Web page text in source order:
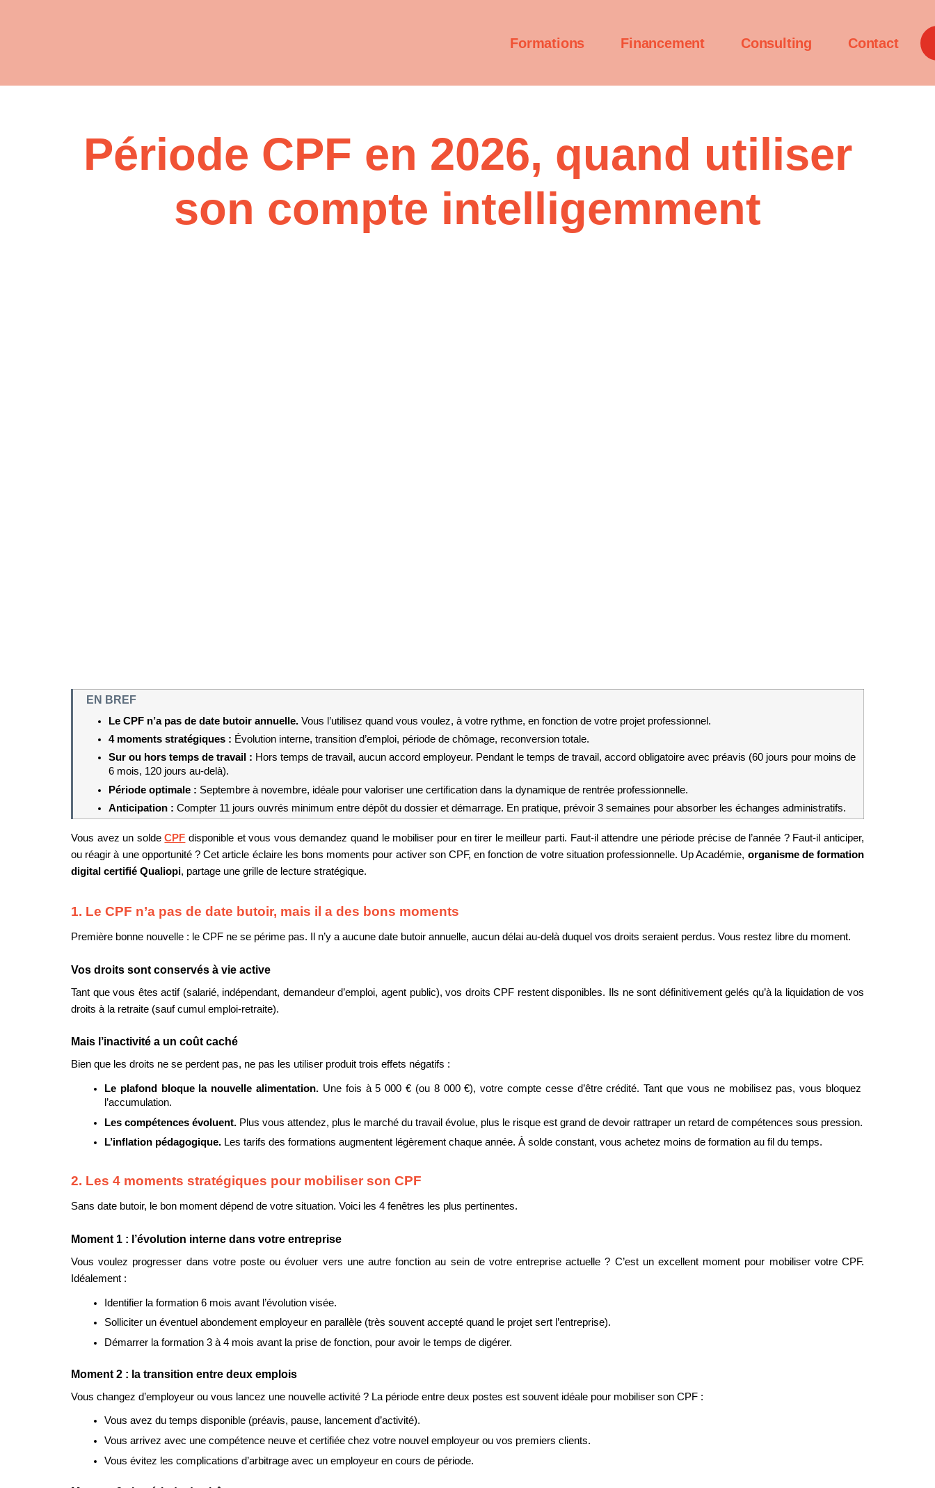
Formations Financement Consulting Contact
Période CPF en 2026, quand utiliser
son compte intelligemment
EN BREF
Le CPF n’a pas de date butoir annuelle. Vous l’utilisez quand vous voulez, à votre rythme, en fonction de votre projet professionnel.
4 moments stratégiques : Évolution interne, transition d’emploi, période de chômage, reconversion totale.
Sur ou hors temps de travail : Hors temps de travail, aucun accord employeur. Pendant le temps de travail, accord obligatoire avec préavis (60 jours pour moins de
6 mois, 120 jours au-delà).
Période optimale : Septembre à novembre, idéale pour valoriser une certification dans la dynamique de rentrée professionnelle.
Anticipation : Compter 11 jours ouvrés minimum entre dépôt du dossier et démarrage. En pratique, prévoir 3 semaines pour absorber les échanges administratifs.
Vous avez un solde CPF disponible et vous vous demandez quand le mobiliser pour en tirer le meilleur parti. Faut-il attendre une période précise de l’année ? Faut-il anticiper,
ou réagir à une opportunité ? Cet article éclaire les bons moments pour activer son CPF, en fonction de votre situation professionnelle. Up Académie, organisme de formation
digital certifié Qualiopi, partage une grille de lecture stratégique.
1. Le CPF n’a pas de date butoir, mais il a des bons moments
Première bonne nouvelle : le CPF ne se périme pas. Il n’y a aucune date butoir annuelle, aucun délai au-delà duquel vos droits seraient perdus. Vous restez libre du moment.
Vos droits sont conservés à vie active
Tant que vous êtes actif (salarié, indépendant, demandeur d’emploi, agent public), vos droits CPF restent disponibles. Ils ne sont définitivement gelés qu’à la liquidation de vos
droits à la retraite (sauf cumul emploi-retraite).
Mais l’inactivité a un coût caché
Bien que les droits ne se perdent pas, ne pas les utiliser produit trois effets négatifs :
Le plafond bloque la nouvelle alimentation. Une fois à 5 000 € (ou 8 000 €), votre compte cesse d’être crédité. Tant que vous ne mobilisez pas, vous bloquez
l’accumulation.
Les compétences évoluent. Plus vous attendez, plus le marché du travail évolue, plus le risque est grand de devoir rattraper un retard de compétences sous pression.
L’inflation pédagogique. Les tarifs des formations augmentent légèrement chaque année. À solde constant, vous achetez moins de formation au fil du temps.
2. Les 4 moments stratégiques pour mobiliser son CPF
Sans date butoir, le bon moment dépend de votre situation. Voici les 4 fenêtres les plus pertinentes.
Moment 1 : l’évolution interne dans votre entreprise
Vous voulez progresser dans votre poste ou évoluer vers une autre fonction au sein de votre entreprise actuelle ? C’est un excellent moment pour mobiliser votre CPF.
Idéalement :
Identifier la formation 6 mois avant l’évolution visée.
Solliciter un éventuel abondement employeur en parallèle (très souvent accepté quand le projet sert l’entreprise).
Démarrer la formation 3 à 4 mois avant la prise de fonction, pour avoir le temps de digérer.
Moment 2 : la transition entre deux emplois
Vous changez d’employeur ou vous lancez une nouvelle activité ? La période entre deux postes est souvent idéale pour mobiliser son CPF :
Vous avez du temps disponible (préavis, pause, lancement d’activité).
Vous arrivez avec une compétence neuve et certifiée chez votre nouvel employeur ou vos premiers clients.
Vous évitez les complications d’arbitrage avec un employeur en cours de période.